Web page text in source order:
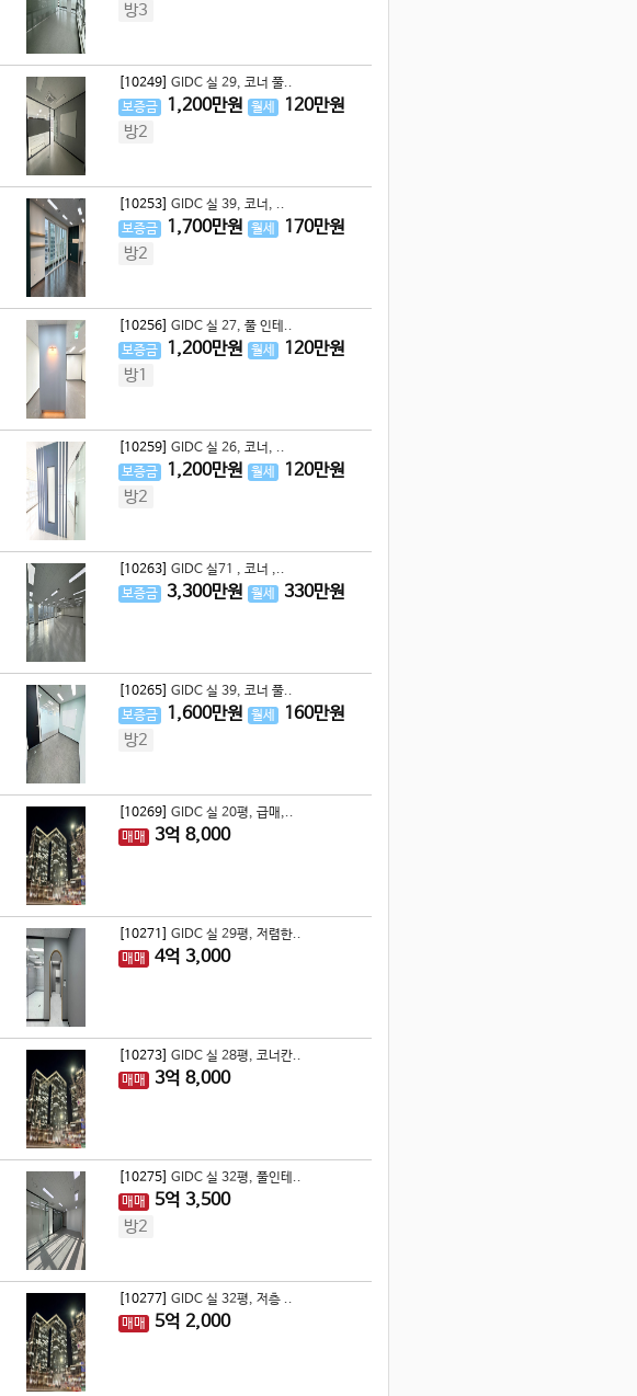
방3
[10249] GIDC 실 29, 코너 풀..
보증금
1,200만원 월세 120만원
방2
[10253] GIDC 실 39, 코너, ..
보증금
1,700만원 월세 170만원
방2
[10256] GIDC 실 27, 풀 인테..
보증금
1,200만원 월세 120만원
방1
[10259] GIDC 실 26, 코너, ..
보증금
1,200만원 월세 120만원
방2
[10263] GIDC 실71 , 코너 ,..
보증금
3,300만원 월세 330만원
[10265] GIDC 실 39, 코너 풀..
보증금
1,600만원 월세 160만원
방2
[10269] GIDC 실 20평, 급매,..
매매
3억 8,000
[10271]
GIDC 실 29평, 저렴한..
매매
4억 3,000
[10273] GIDC 실 28평, 코너칸..
매매
3억 8,000
[10275] GIDC 실 32평, 풀인테..
매매
5억 3,500
방2
[10277]
GIDC 실 32평, 저층 ..
매매
5억 2,000